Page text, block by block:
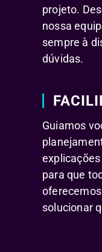
projeto.
nossa
sempre à
dúvidas.
Guiamos
para que
solucionar